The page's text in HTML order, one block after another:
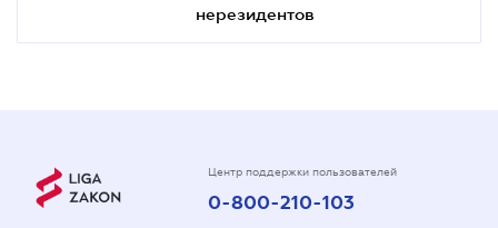
нерезидентов
Центр поддержки пользователей
0-800-210-103